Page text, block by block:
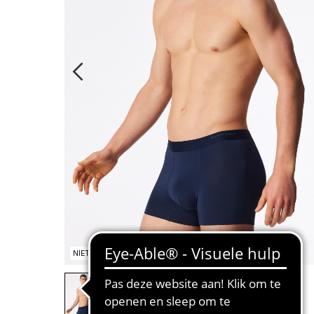
NIET OP VOORRAAD